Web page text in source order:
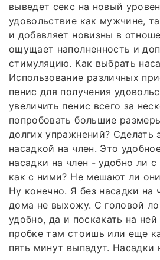
выведет секс на новый
удовольствие как мужчине,
и добавляет новизны в
ощущает наполненность и
стимуляцию. Как выбрать
Использование различных
пенис для получения
увеличить пенис всего за
попробовать большие
долгих упражнений? Сделать
насадкой на член. Это
насадки на член - удобно ли
как с ними? Не мешают ли
Ну конечно. Я без насадки на
дома не выхожу. С головой
удобно, да и поскакать на
пробке там стоишь или еще
пять минут выпадут. Насадки